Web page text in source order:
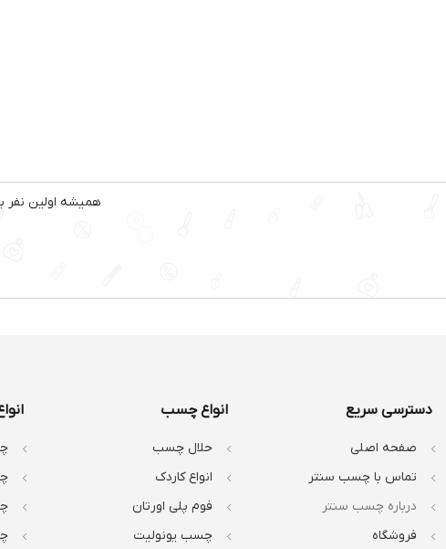
همیشه اولین نفر
دسترسی سریع
صفحه اصلی
تماس با چسب سنتر
درباره چسب سنتر
فروشگاه
انواع چسب
حلال چسب
انواع کاردک
فوم پلی اورتان
چسب یونولیت